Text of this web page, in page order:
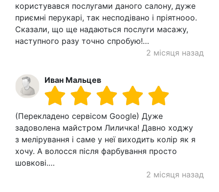
користувався послугами даного салону, дуже
приємні перукарі, так несподівано і пріятнооо.
Сказали, що ще надаються послуги масажу,
наступного разу точно спробую!…
2 місяця назад
Иван Мальцев
(Перекладено сервісом Google) Дуже
задоволена майстром Лиличка! Давно ходжу
з мелірування і саме у неї виходить колір як я
хочу. А волосся після фарбування просто
шовкові.…
2 місяця назад